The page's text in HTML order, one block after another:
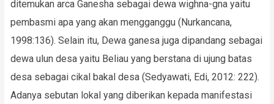
ditemukan arca Ganesha sebagai dewa wighna-gna yaitu
pembasmi apa yang akan mengganggu (Nurkancana,
1998:136). Selain itu, Dewa ganesa juga dipandang sebagai
dewa ulun desa yaitu Beliau yang berstana di ujung batas
desa sebagai cikal bakal desa (Sedyawati, Edi, 2012: 222).
Adanya sebutan lokal yang diberikan kepada manifestasi